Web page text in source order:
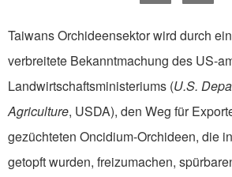
Taiwans Orchideensektor wird durch
verbreitete Bekanntmachung des US-
Landwirtschaftsministeriums (U.S.
Agriculture, USDA), den Weg für
gezüchteten Oncidium-Orchideen, die
getopft wurden, freizumachen,